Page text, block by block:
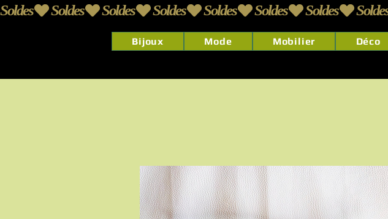
Soldes
Bijoux Mode Mobilier Déco